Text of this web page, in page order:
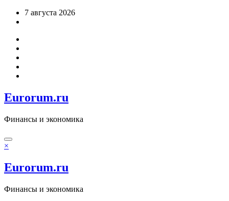
Перейти7 августа 2026
Eurorum.ru
Финансы и экономика
×
Eurorum.ru
Финансы и экономика